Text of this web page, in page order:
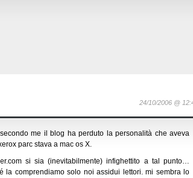
24/10/2006 @
me il blog ha perduto la personalità che aveva
parc stava a mac os X.
si sia (inevitabilmente) infighettito a tal punto…
la comprendiamo solo noi assidui lettori. mi sembra lo